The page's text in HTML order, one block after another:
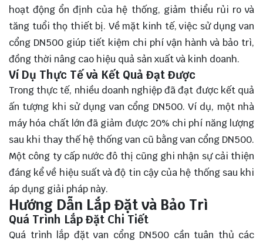
hoạt động ổn định của hệ thống, giảm thiểu rủi ro và
tăng tuổi thọ thiết bị. Về mặt kinh tế, việc sử dụng van
cổng DN500 giúp tiết kiệm chi phí vận hành và bảo trì,
đồng thời nâng cao hiệu quả sản xuất và kinh doanh.
Ví Dụ Thực Tế và Kết Quả Đạt Được
Trong thực tế, nhiều doanh nghiệp đã đạt được kết quả
ấn tượng khi sử dụng van cổng DN500. Ví dụ, một nhà
máy hóa chất lớn đã giảm được 20% chi phí năng lượng
sau khi thay thế hệ thống van cũ bằng van cổng DN500.
Một công ty cấp nước đô thị cũng ghi nhận sự cải thiện
đáng kể về hiệu suất và độ tin cậy của hệ thống sau khi
áp dụng giải pháp này.
Hướng Dẫn Lắp Đặt và Bảo Trì
Quá Trình Lắp Đặt Chi Tiết
Quá trình lắp đặt van cổng DN500 cần tuân thủ các